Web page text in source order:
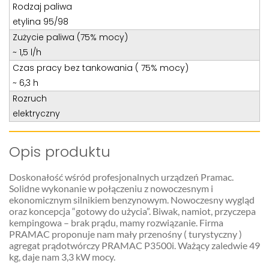
Rodzaj paliwa
etylina 95/98
Zużycie paliwa (75% mocy)
~ 1,5 l/h
Czas pracy bez tankowania ( 75% mocy)
~ 6,3 h
Rozruch
elektryczny
Opis produktu
Doskonałość wśród profesjonalnych urządzeń Pramac.
Solidne wykonanie w połączeniu z nowoczesnym i
ekonomicznym silnikiem benzynowym. Nowoczesny wygląd
oraz koncepcja “gotowy do użycia”. Biwak, namiot, przyczepa
kempingowa – brak prądu, mamy rozwiązanie. Firma
PRAMAC proponuje nam mały przenośny ( turystyczny )
agregat prądotwórczy PRAMAC P3500i. Ważący zaledwie 49
kg, daje nam 3,3 kW mocy.